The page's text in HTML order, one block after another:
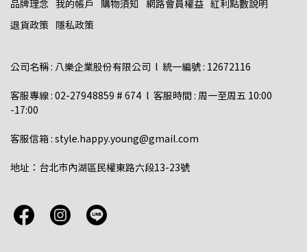
品牌理念 我的帳戶 購物須知 網路會員權益 紅利點數說明
退貨政策 隱私政策
公司名稱 : 八樂企業股份有限公司  l  統一編號 : 12672116
客服專線 : 02-27948859 # 674  l  客服時間 : 周一至周五 10:00
-17:00
客服信箱 : style.happy.young@gmail.com
地址：台北市內湖區民權東路六段13-23號